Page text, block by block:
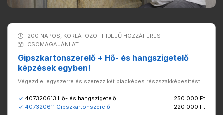
200 NAPOS, KORLÁTOZOTT IDEJŰ HOZZÁFÉRÉS
CSOMAGAJÁNLAT
Gipszkartonszerelő + Hő- és hangszigetelő
képzések egyben!
Végezd el egyszerre és szerezz két piacképes részszakképesítést!
407320613 Hő- és hangszigetelő
250 000 Ft
407320611 Gipszkartonszerelő
220 000 Ft